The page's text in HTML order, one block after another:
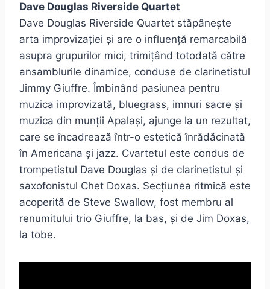
Dave Douglas Riverside Quartet
Dave Douglas Riverside Quartet stăpânește
arta improvizației și are o influență remarcabilă
asupra grupurilor mici, trimițând totodată către
ansamblurile dinamice, conduse de clarinetistul
Jimmy Giuffre. Îmbinând pasiunea pentru
muzica improvizată, bluegrass, imnuri sacre și
muzica din munții Apalași, ajunge la un rezultat,
care se încadrează într-o estetică înrădăcinată
în Americana și jazz. Cvartetul este condus de
trompetistul Dave Douglas și de clarinetistul și
saxofonistul Chet Doxas. Secțiunea ritmică este
acoperită de Steve Swallow, fost membru al
renumitului trio Giuffre, la bas, și de Jim Doxas,
la tobe.